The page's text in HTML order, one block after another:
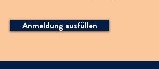
Anmeldung ausfüllen